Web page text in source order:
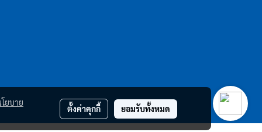
ยบาย
ตั้งค่าคุกกี้ ยอมรับทั้งหมด